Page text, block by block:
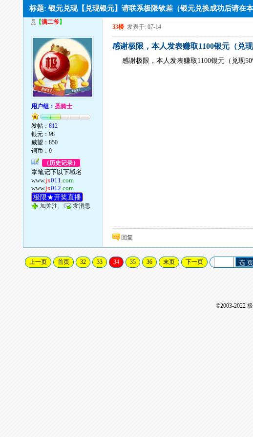
标题: 银元兑现【兑现银元】请联系极限钦差（银元兑换成功后请在
【满二爷】
用户组：圣骑士
发帖：812
银元：98
威望：850
铜币：0
（历史记录）
拿笔记下以下域名
www.jx011.com
www.jx012.com
极限★开奖直播
加关注 发消息
33楼 发表于: 07-14
感谢极限，本人发表赚取1100银元（兑
感谢极限，本人发表赚取1100银元（兑现
回复
上一页 首页 32 33 34 35 36 末页 下一页 选 页
©2003-2022